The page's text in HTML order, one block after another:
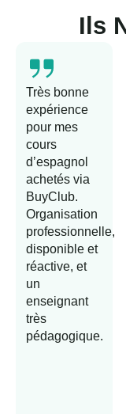
Ils
Très bonne
expérience
pour mes
cours
d’espagnol
achetés via
BuyClub.
Organisation
professionnelle,
disponible et
réactive, et
un
enseignant
très
pédagogique.